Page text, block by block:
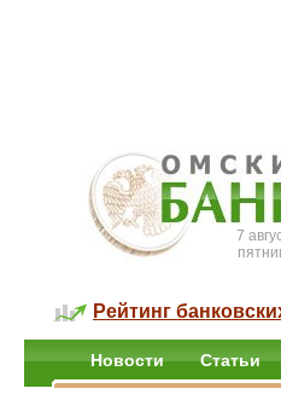
7
Рейтинг
Новости Статьи